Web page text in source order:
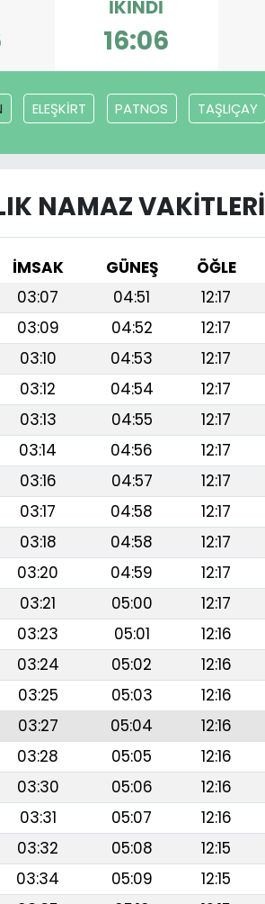
İKINDI
16:06
ELEŞKİRT PATNOS TAŞLIÇAY
NAMAZ VAKITLERI
İMSAK GÜNEŞ ÖĞLE
03:07 04:51 12:17
03:09 04:52 12:17
03:10 04:53 12:17
03:12 04:54 12:17
03:13 04:55 12:17
03:14 04:56 12:17
03:16 04:57 12:17
03:17 04:58 12:17
03:18 04:58 12:17
03:20 04:59 12:17
03:21 05:00 12:17
03:23 05:01 12:16
03:24 05:02 12:16
03:25 05:03 12:16
03:27 05:04 12:16
03:28 05:05 12:16
03:30 05:06 12:16
03:31 05:07 12:16
03:32 05:08 12:15
03:34 05:09 12:15